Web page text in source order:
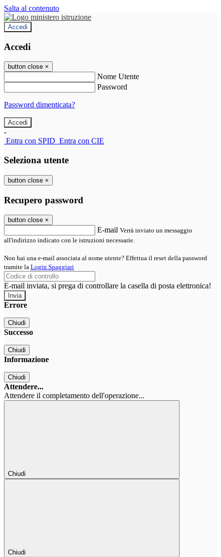
Salta al contenuto
Accedi
Accedi
button close ×
Nome Utente
Password
Password dimenticata?
-
Entra con SPID Entra con CIE
Seleziona utente
button close ×
Recupero password
button close ×
E-mail Verrà inviato un messaggio
all'indirizzo indicato con le istruzioni necessarie.
Non hai una e-mail associata al nome utente? Effettua il reset della password
tramite la Login Spaggiari
E-mail inviata, si prega di controllare la casella di posta elettronica!
Errore
Chiudi
Successo
Chiudi
Informazione
Chiudi
Attendere...
Attendere il completamento dell'operazione...
Chiudi
Chiudi